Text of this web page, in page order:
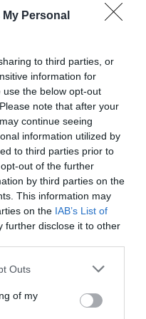
Personal
to third parties, or
information for
the below opt-out
note that after your
continue seeing
information utilized by
to third parties prior to
out of the further
by third parties on the
This information may
on the IAB’s List of
further disclose it to other
Outs
of my
las categorías del
Además, cada parada
Universo Mujer, que
número de licencias
de Montaña y
Autonómicas
con el programa
patente un año más
Ejemplo de ello
alcaldes y alcaldesas
los
de La Rioja, Región de
y responsables
familia y otras áreas
entre las mujeres que
profesionalización